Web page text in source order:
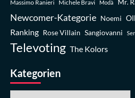
Massimo Ranieri Michele Bravi Modà
Newcomer-Kategorie Noemi
Ranking Rose Villain Sangiovanni
Televoting The Kolors
Kategorien